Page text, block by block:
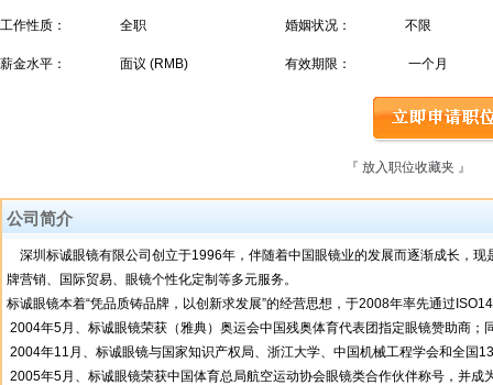
工作性质： 全职 婚姻状况： 不限
薪金水平： 面议 (RMB) 有效期限： 一个月
『 放入职位收藏夹 』
公司简介
深圳标诚眼镜有限公司创立于1996年，伴随着中国眼镜业的发展而逐渐成长，
牌营销、国际贸易、眼镜个性化定制等多元服务。
标诚眼镜本着“凭品质铸品牌，以创新求发展”的经营思想，于2008年率先通过
2004年5月、标诚眼镜荣获（雅典）奥运会中国残奥体育代表团指定眼镜赞助商；
2004年11月、标诚眼镜与国家知识产权局、浙江大学、中国机械工程学会和全国
2005年5月、标诚眼镜荣获中国体育总局航空运动协会眼镜类合作伙伴称号，并成